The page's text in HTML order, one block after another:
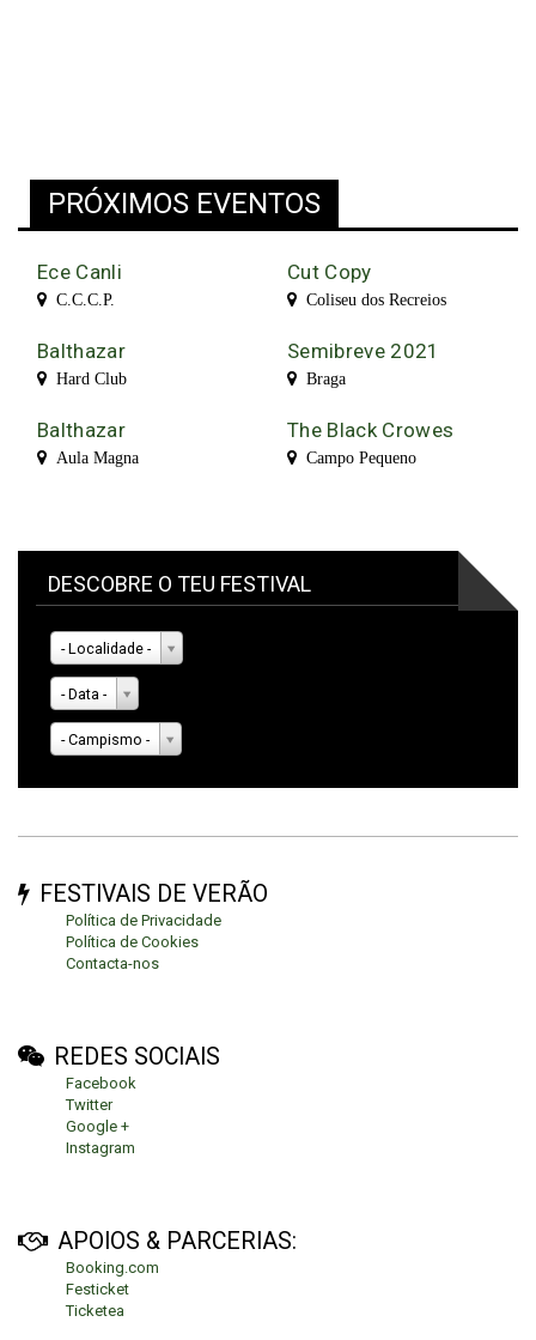
PRÓXIMOS EVENTOS
Ece Canli
C.C.C.P.
Cut Copy
Coliseu dos Recreios
Balthazar
Hard Club
Semibreve 2021
Braga
Balthazar
Aula Magna
The Black Crowes
Campo Pequeno
DESCOBRE O TEU FESTIVAL
- Localidade -
- Data -
- Campismo -
FESTIVAIS DE VERÃO
Política de Privacidade
Política de Cookies
Contacta-nos
REDES SOCIAIS
Facebook
Twitter
Google +
Instagram
APOIOS & PARCERIAS:
Booking.com
Festicket
Ticketea